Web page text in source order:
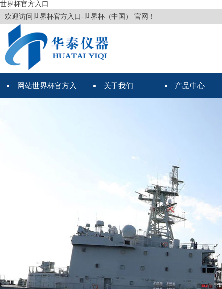
世界杯官方入口
欢迎访问世界杯官方入口-世界杯（中国） 官网！
网站世界杯官方入 关于我们 产品中心